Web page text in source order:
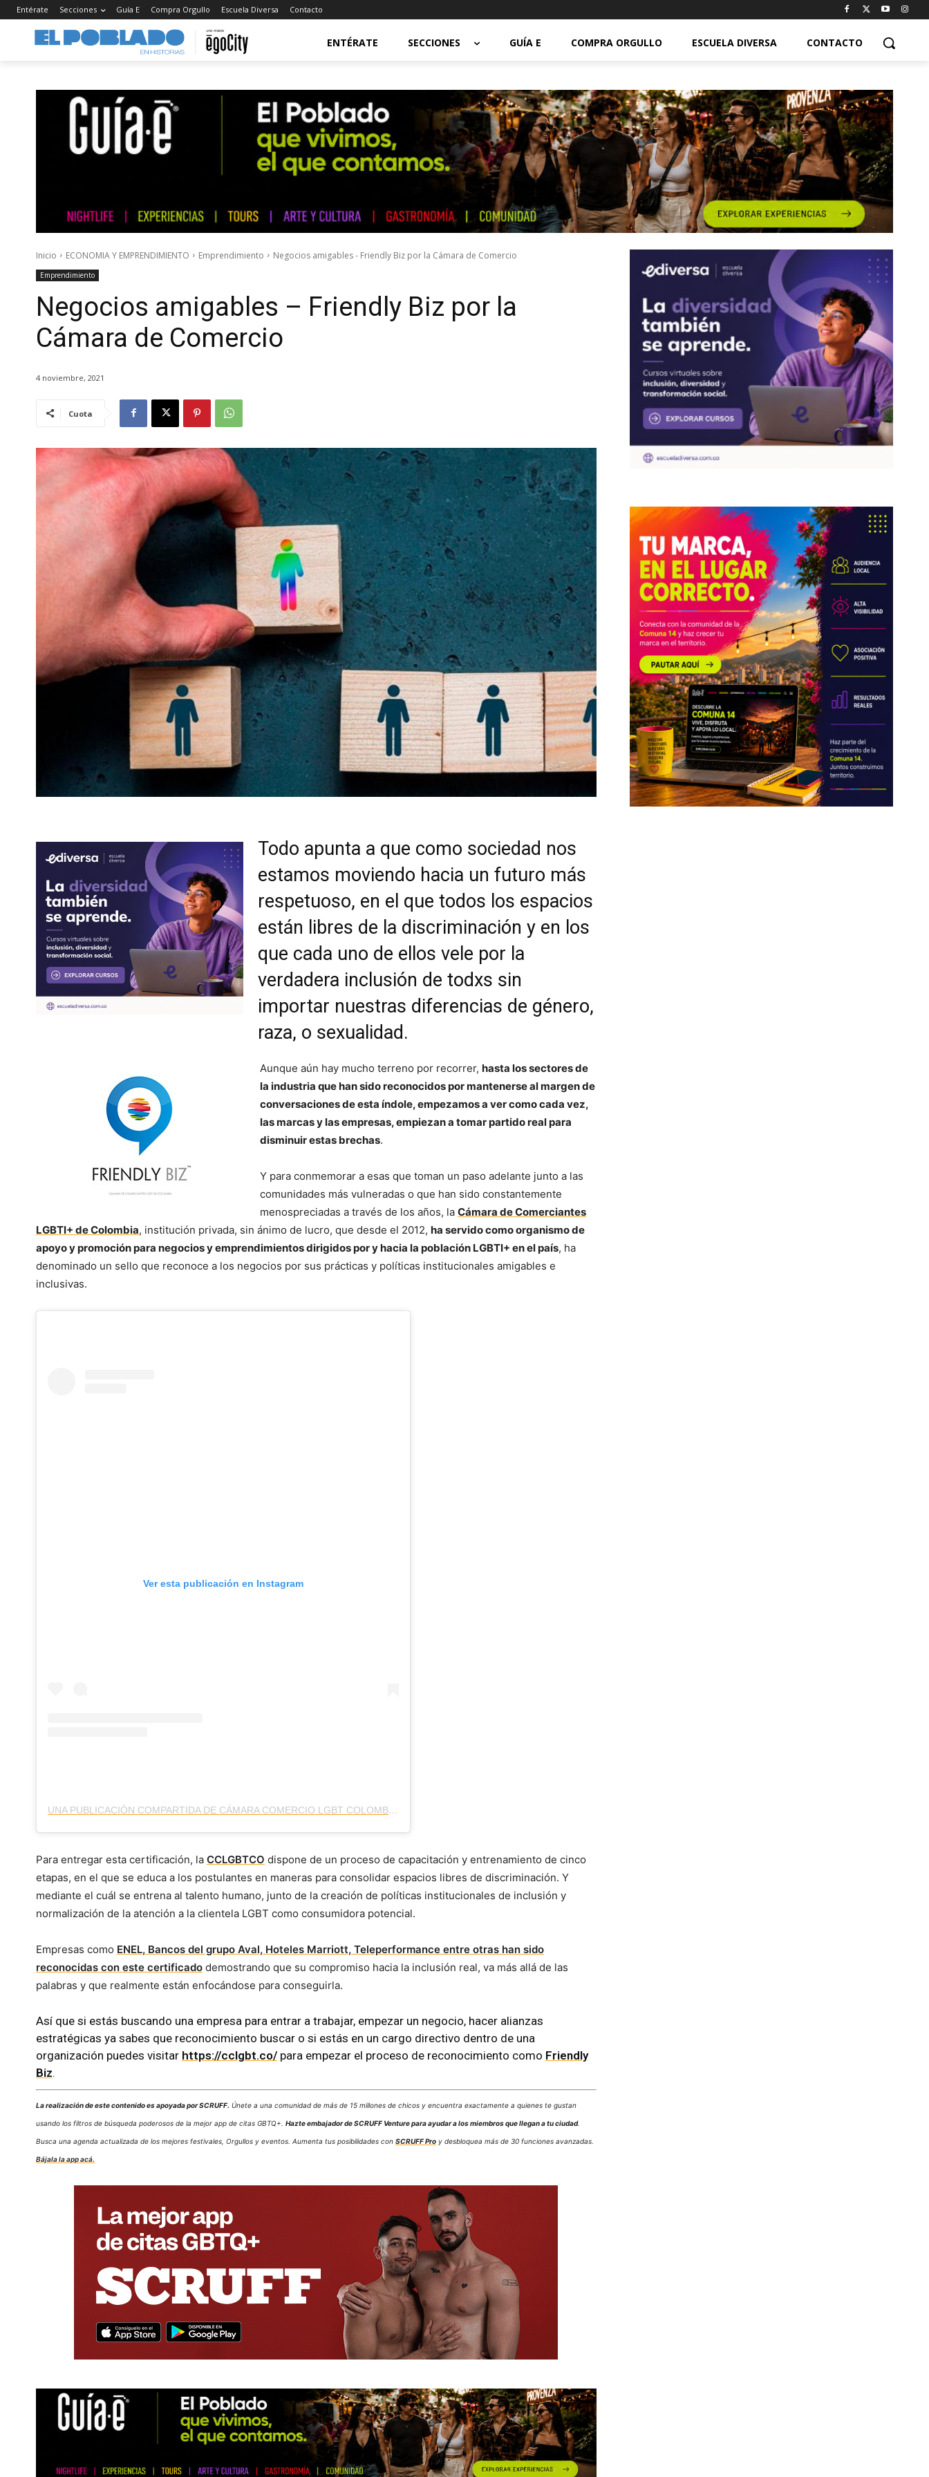
Entérate Secciones Guía E Compra Orgullo Escuela Diversa Contacto
ENTÉRATE SECCIONES GUÍA E COMPRA ORGULLO ESCUELA DIVERSA CONTACTO
Inicio ECONOMIA Y EMPRENDIMIENTO Emprendimiento Negocios amigables - Friendly Biz por la Cámara de Comercio
Emprendimiento
Negocios amigables – Friendly Biz por la
Cámara de Comercio
4 noviembre, 2021
Cuota
Todo apunta a que como sociedad nos
estamos moviendo hacia un futuro más
respetuoso, en el que todos los espacios
están libres de la discriminación y en los
que cada uno de ellos vele por la
verdadera inclusión de todxs sin
importar nuestras diferencias de género,
raza, o sexualidad.
Aunque aún hay mucho terreno por recorrer, hasta los sectores de
la industria que han sido reconocidos por mantenerse al margen de
conversaciones de esta índole, empezamos a ver como cada vez,
las marcas y las empresas, empiezan a tomar partido real para
disminuir estas brechas.
Y para conmemorar a esas que toman un paso adelante junto a las
comunidades más vulneradas o que han sido constantemente
menospreciadas a través de los años, la Cámara de Comerciantes
LGBTI+ de Colombia, institución privada, sin ánimo de lucro, que desde el 2012, ha servido como organismo de
apoyo y promoción para negocios y emprendimientos dirigidos por y hacia la población LGBTI+ en el país, ha
denominado un sello que reconoce a los negocios por sus prácticas y políticas institucionales amigables e
inclusivas.
Ver esta publicación en Instagram
UNA PUBLICACIÓN COMPARTIDA DE CÁMARA COMERCIO LGBT COLOMBIA (@CCLGBTCO)
Para entregar esta certificación, la CCLGBTCO dispone de un proceso de capacitación y entrenamiento de cinco
etapas, en el que se educa a los postulantes en maneras para consolidar espacios libres de discriminación. Y
mediante el cuál se entrena al talento humano, junto de la creación de políticas institucionales de inclusión y
normalización de la atención a la clientela LGBT como consumidora potencial.
Empresas como ENEL, Bancos del grupo Aval, Hoteles Marriott, Teleperformance entre otras han sido
reconocidas con este certificado demostrando que su compromiso hacia la inclusión real, va más allá de las
palabras y que realmente están enfocándose para conseguirla.
Así que si estás buscando una empresa para entrar a trabajar, empezar un negocio, hacer alianzas
estratégicas ya sabes que reconocimiento buscar o si estás en un cargo directivo dentro de una
organización puedes visitar https://cclgbt.co/ para empezar el proceso de reconocimiento como Friendly
Biz.
La realización de este contenido es apoyada por SCRUFF. Únete a una comunidad de más de 15 millones de chicos y encuentra exactamente a quienes te gustan
usando los filtros de búsqueda poderosos de la mejor app de citas GBTQ+. Hazte embajador de SCRUFF Venture para ayudar a los miembros que llegan a tu ciudad.
Busca una agenda actualizada de los mejores festivales, Orgullos y eventos. Aumenta tus posibilidades con SCRUFF Pro y desbloquea más de 30 funciones avanzadas.
Bájala la app acá.